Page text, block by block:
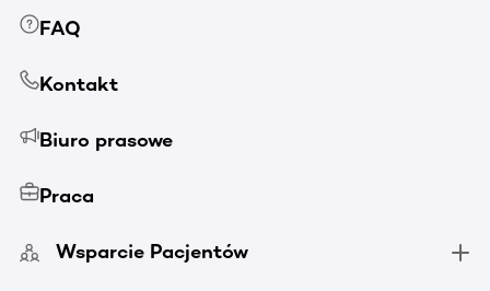
FAQ
Kontakt
Biuro prasowe
Praca
Wsparcie Pacjentów